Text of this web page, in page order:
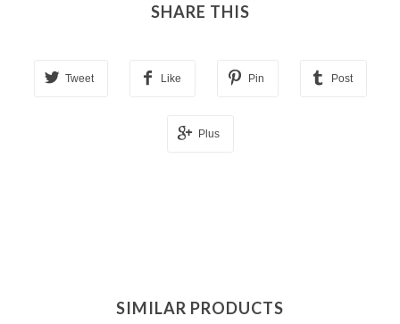
SHARE THIS
Tweet Like Pin Post
Plus
SIMILAR PRODUCTS